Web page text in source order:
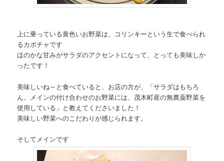
上に乗っている黄色いお野菜は、コリンキーという生で食べられ
るカボチャです
ほのかな甘みがサラダのアクセントになって、とっても美味しか
ったです！
美味しいね～と食べていると、お店の方が、「サラダはもちろ
ん、メインの付け合わせのお野菜には、茂木町産の無農薬野菜を
使用している」と教えてくださいました！
美味しい野菜へのこだわりが感じられます。
そしてメインです